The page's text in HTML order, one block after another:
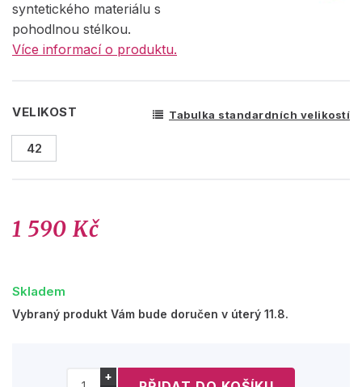
syntetického materiálu s
pohodlnou stélkou.
Více informací o produktu.
VELIKOST Tabulka standardních velikostí
42
1 590 Kč
Skladem
Vybraný produkt Vám bude doručen v úterý 11.8.
+